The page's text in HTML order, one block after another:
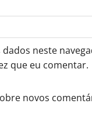
dados neste
que eu comentar.
novos